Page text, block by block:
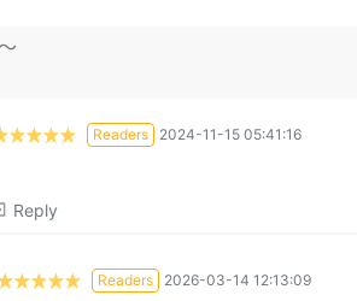
Readers 2024-11-15 05:41:16
Reply
Readers 2026-03-14 12:13:09